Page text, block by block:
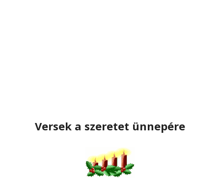
Versek a szeretet ünnepére